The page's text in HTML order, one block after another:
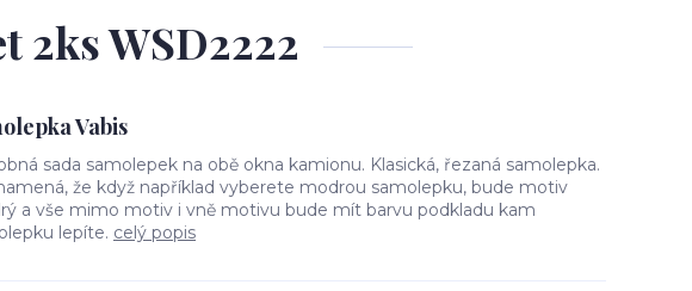
2ks WSD2222
Vabis
sada samolepek na obě okna kamionu. Klasická, řezaná samolepka.
že když například vyberete modrou samolepku, bude motiv
a vše mimo motiv i vně motivu bude mít barvu podkladu kam
lepíte. celý popis